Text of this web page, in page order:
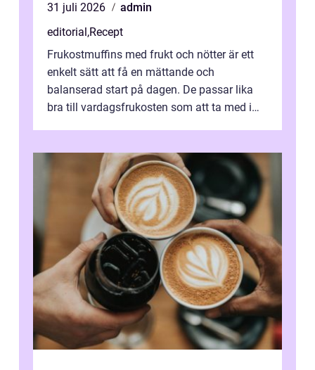
31 juli 2026
admin
editorial,Recept
Frukostmuffins med frukt och nötter är ett
enkelt sätt att få en mättande och
balanserad start på dagen. De passar lika
bra till vardagsfrukosten som att ta med i